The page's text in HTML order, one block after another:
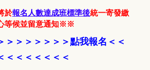
於報名人數達成班標準後統一寄發繳
等候並留意通知※※
＞＞＞＞ ＞＞ ＞點我報名 ＜ ＜
＜＜＜＜＜＜＜